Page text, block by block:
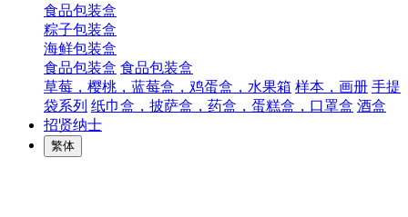
食品包装盒
粽子包装盒
海鲜包装盒
食品包装盒 食品包装盒
草莓，樱桃，蓝莓盒，鸡蛋盒，水果箱 样本，画册 手提
袋系列 纸巾盒，披萨盒，药盒，蛋糕盒，口罩盒 酒盒
招贤纳士
繁体